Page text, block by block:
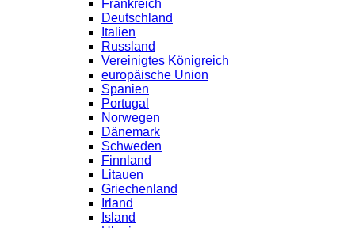
Frankreich
Deutschland
Italien
Russland
Vereinigtes Königreich
europäische Union
Spanien
Portugal
Norwegen
Dänemark
Schweden
Finnland
Litauen
Griechenland
Irland
Island